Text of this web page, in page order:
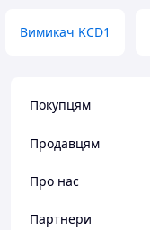
Вимикач KCD1
Покупцям
Продавцям
Про нас
Партнери